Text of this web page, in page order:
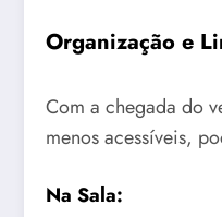
Organização e
Com a chegada do
menos acessíveis,
Na Sala: